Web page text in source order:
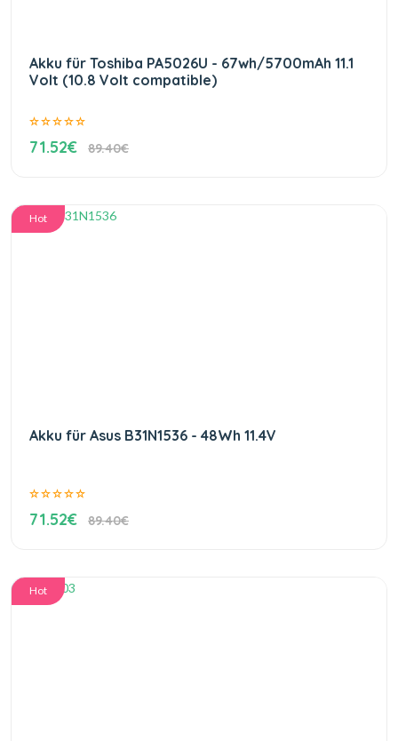
Akku für Toshiba PA5026U - 67wh/5700mAh 11.1
Volt (10.8 Volt compatible)
71.52€ 89.40€
Hot
Akku für Asus B31N1536 - 48Wh 11.4V
71.52€ 89.40€
Hot